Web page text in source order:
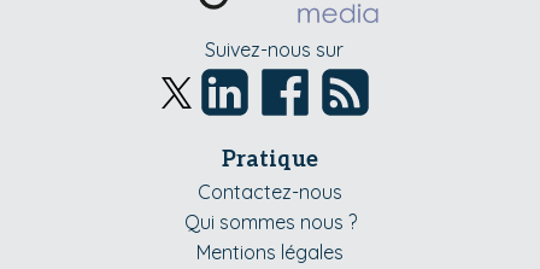
Suivez-nous sur
Pratique
Contactez-nous
Qui sommes nous ?
Mentions légales